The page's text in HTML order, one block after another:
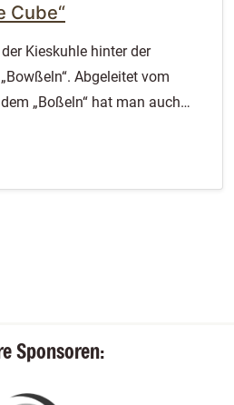
Cube“
Kieskuhle hinter der
Abgeleitet vom
„Boßeln“ hat man auch…
Sponsoren: